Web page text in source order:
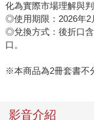
化為實際市場理解與判
◎使用期限：2026年2
◎兌換方式：後折口
口。
※本商品為2冊套書不
影音介紹